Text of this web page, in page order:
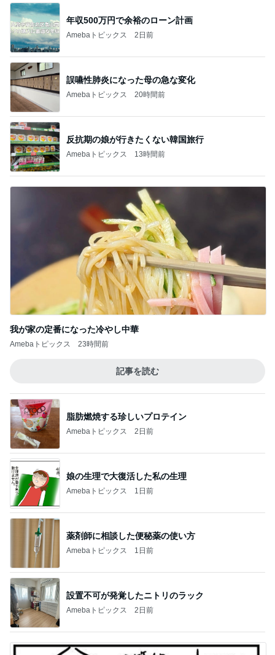
年収500万円で余裕のローン計画
Amebaトピックス 2日前
誤嚥性肺炎になった母の急な変化
Amebaトピックス 20時間前
反抗期の娘が行きたくない韓国旅行
Amebaトピックス 13時間前
我が家の定番になった冷やし中華
Amebaトピックス 23時間前
記事を読む
脂肪燃焼する珍しいプロテイン
Amebaトピックス 2日前
娘の生理で大復活した私の生理
Amebaトピックス 1日前
薬剤師に相談した便秘薬の使い方
Amebaトピックス 1日前
設置不可が発覚したニトリのラック
Amebaトピックス 2日前